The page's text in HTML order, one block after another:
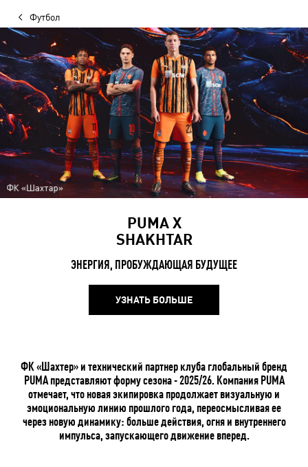
Футбол
PUMA X
SHAKHTAR
ЭНЕРГИЯ, ПРОБУЖДАЮЩАЯ БУДУЩЕЕ
УЗНАТЬ БОЛЬШЕ
ФК «Шахтер» и технический партнер клуба глобальный бренд
PUMA представляют форму сезона - 2025/26. Компания PUMA
отмечает, что новая экипировка продолжает визуальную и
эмоциональную линию прошлого года, переосмысливая ее
через новую динамику: больше действия, огня и внутреннего
импульса, запускающего движение вперед.